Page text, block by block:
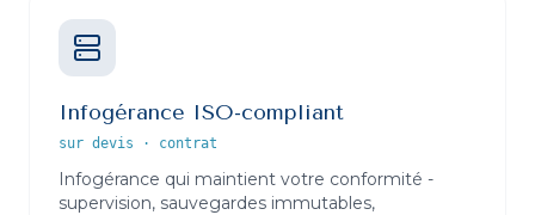
Infogérance ISO-compliant
sur devis · contrat
Infogérance qui maintient votre conformité -
supervision, sauvegardes immutables,